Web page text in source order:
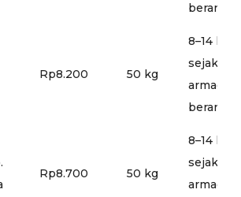
Rp8.200 50 kg
8–14 hari
sejak
armada
Rp8.700 50 kg
8–14 hari
sejak
armada